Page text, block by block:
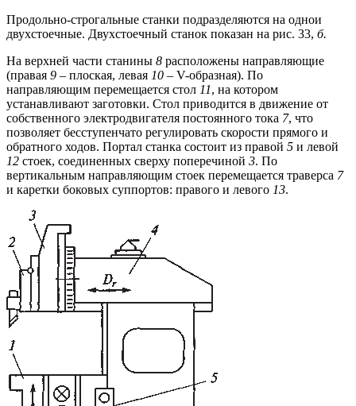
Продольно-строгальные станки подразделяются на однои
двухстоечные. Двухстоечный станок показан на рис. 33, б.
На верхней части станины 8 расположены направляющие
(правая 9 – плоская, левая 10 – V-образная). По
направляющим перемещается стол 11, на котором
устанавливают заготовки. Стол приводится в движение от
собственного электродвигателя постоянного тока 7, что
позволяет бесступенчато регулировать скорости прямого и
обратного ходов. Портал станка состоит из правой 5 и левой
12 стоек, соединенных сверху поперечиной 3. По
вертикальным направляющим стоек перемещается траверса 7
и каретки боковых суппортов: правого и левого 13.